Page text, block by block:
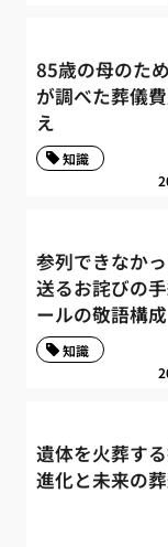
85歳の母のた
が調べた葬儀
え
知識
参列できなか
送るお詫びの
ールの敬語構成
知識
遺体を火葬す
進化と未来の